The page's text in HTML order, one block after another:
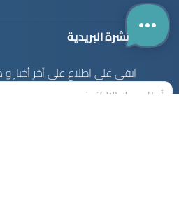
النشرة البريدية
ابقى على اطلاع على آخر أخبار